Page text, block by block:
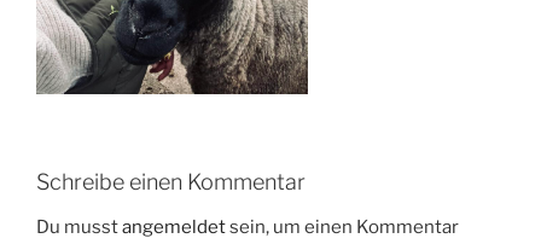
Schreibe einen Kommentar
Du musstangemeldetsein, um einen Kommentar